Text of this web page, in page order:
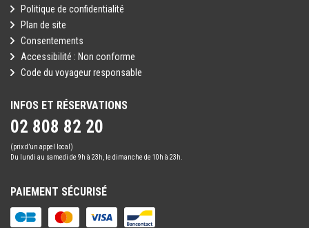
Politique de confidentialité
Plan de site
Consentements
Accessibilité : Non conforme
Code du voyageur responsable
INFOS ET RÉSERVATIONS
02 808 82 20
(prix d’un appel local)
Du lundi au samedi de 9h à 23h, le dimanche de 10h à 23h.
PAIEMENT SÉCURISÉ